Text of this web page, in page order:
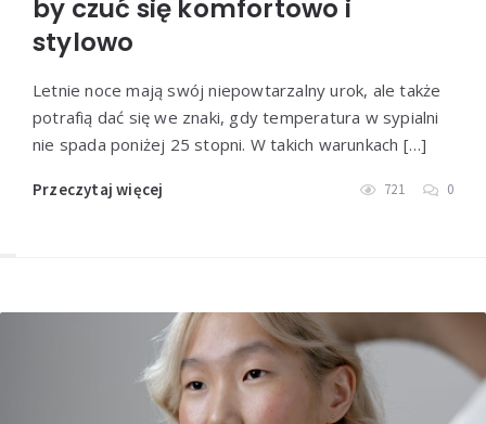
by czuć się komfortowo i
stylowo
Letnie noce mają swój niepowtarzalny urok, ale także
potrafią dać się we znaki, gdy temperatura w sypialni
nie spada poniżej 25 stopni. W takich warunkach […]
Przeczytaj więcej 721 0